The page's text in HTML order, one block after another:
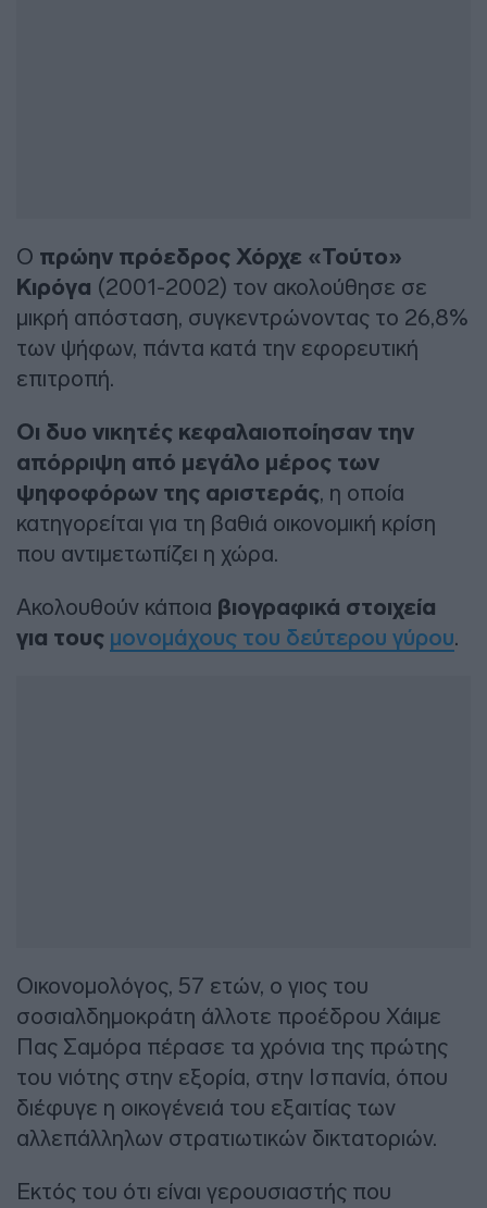
Ο πρώην πρόεδρος Χόρχε «Τούτο»
Κιρόγα (2001-2002) τον ακολούθησε σε
μικρή απόσταση, συγκεντρώνοντας το 26,8%
των ψήφων, πάντα κατά την εφορευτική
επιτροπή.
Οι δυο νικητές κεφαλαιοποίησαν την
απόρριψη από μεγάλο μέρος των
ψηφοφόρων της αριστεράς, η οποία
κατηγορείται για τη βαθιά οικονομική κρίση
που αντιμετωπίζει η χώρα.
Ακολουθούν κάποια βιογραφικά στοιχεία
για τους μονομάχους του δεύτερου γύρου.
Οικονομολόγος, 57 ετών, ο γιος του
σοσιαλδημοκράτη άλλοτε προέδρου Χάιμε
Πας Σαμόρα πέρασε τα χρόνια της πρώτης
του νιότης στην εξορία, στην Ισπανία, όπου
διέφυγε η οικογένειά του εξαιτίας των
αλλεπάλληλων στρατιωτικών δικτατοριών.
Εκτός του ότι είναι γερουσιαστής που